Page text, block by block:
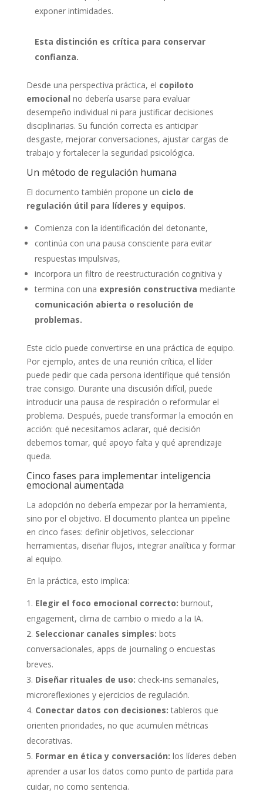
exponer intimidades.
Esta distinción es crítica para conservar
confianza.
Desde una perspectiva práctica, el copiloto
emocional no debería usarse para evaluar
desempeño individual ni para justificar decisiones
disciplinarias. Su función correcta es anticipar
desgaste, mejorar conversaciones, ajustar cargas de
trabajo y fortalecer la seguridad psicológica.
Un método de regulación humana
El documento también propone un ciclo de
regulación útil para líderes y equipos.
Comienza con la identificación del detonante,
continúa con una pausa consciente para evitar
respuestas impulsivas,
incorpora un filtro de reestructuración cognitiva y
termina con una expresión constructiva mediante
comunicación abierta o resolución de
problemas.
Este ciclo puede convertirse en una práctica de equipo.
Por ejemplo, antes de una reunión crítica, el líder
puede pedir que cada persona identifique qué tensión
trae consigo. Durante una discusión difícil, puede
introducir una pausa de respiración o reformular el
problema. Después, puede transformar la emoción en
acción: qué necesitamos aclarar, qué decisión
debemos tomar, qué apoyo falta y qué aprendizaje
queda.
Cinco fases para implementar inteligencia
emocional aumentada
La adopción no debería empezar por la herramienta,
sino por el objetivo. El documento plantea un pipeline
en cinco fases: definir objetivos, seleccionar
herramientas, diseñar flujos, integrar analítica y formar
al equipo.
En la práctica, esto implica:
Elegir el foco emocional correcto: burnout,
engagement, clima de cambio o miedo a la IA.
Seleccionar canales simples: bots
conversacionales, apps de journaling o encuestas
breves.
Diseñar rituales de uso: check-ins semanales,
microreflexiones y ejercicios de regulación.
Conectar datos con decisiones: tableros que
orienten prioridades, no que acumulen métricas
decorativas.
Formar en ética y conversación: los líderes deben
aprender a usar los datos como punto de partida para
cuidar, no como sentencia.